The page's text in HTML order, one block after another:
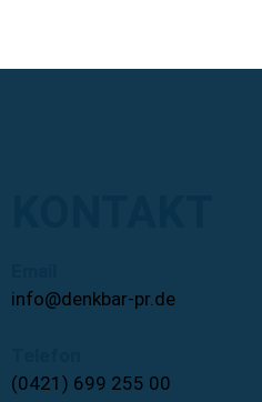
info@denkbar-pr.de
(0421) 699 255 00